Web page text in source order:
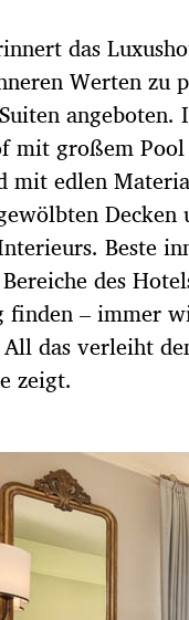
das
Werten zu
mit großem
mit edlen
Beste
des
finden – immer
das verleiht
zeigt.